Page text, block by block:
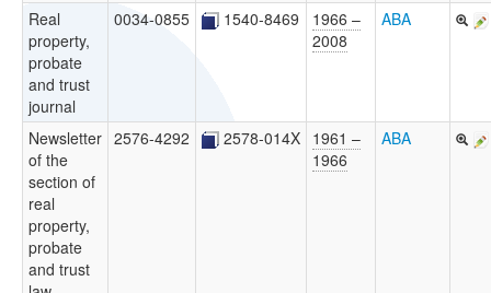
Real
property,
probate
and trust
journal
0034-0855 1540-8469
1966 –
2008
ABA
Newsletter
of the
section of
real
property,
probate
and trust
2576-4292 2578-014X 1961 –
1966
ABA